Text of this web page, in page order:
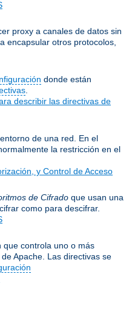
proxy a canales de datos sin
encapsular otros protocolos,
donde están
describir las directivas de
de una red. En el
la restricción en el
y Control de Acceso
de Cifrado que usan una
como para descifrar.
que controla uno o más
Apache. Las directivas se